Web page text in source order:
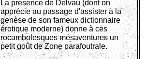
La présence de Delvau (dont on
apprécie au passage d'assister à la
genèse de son fameux dictionnaire
érotique moderne) donne à ces
rocambolesques mésaventures un
petit goût de Zone parafoutrale.